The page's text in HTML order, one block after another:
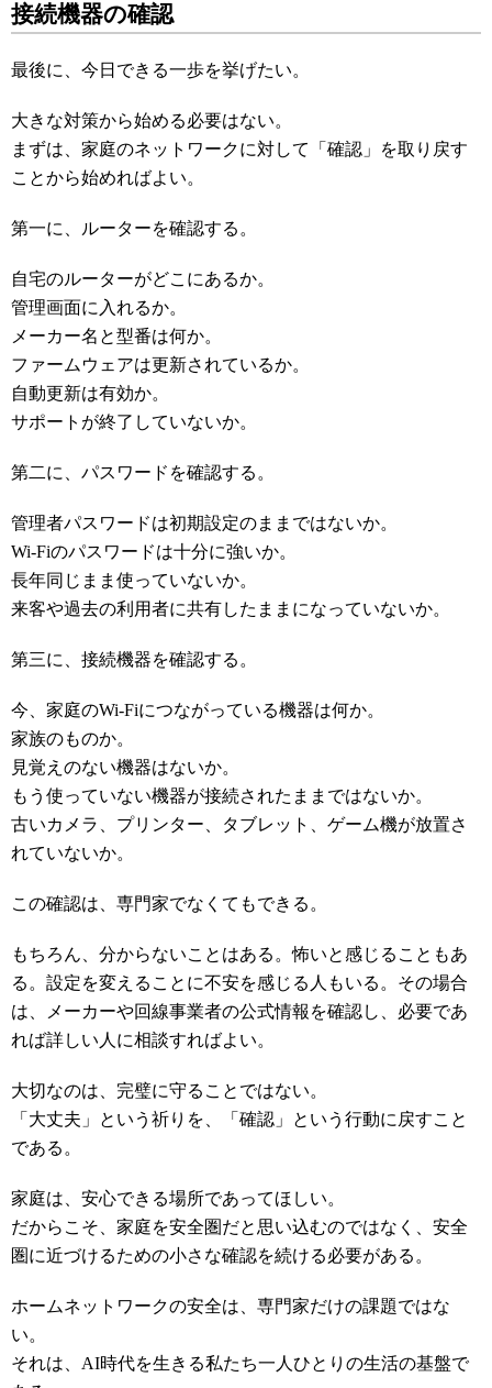
接続機器の確認
最後に、今日できる一歩を挙げたい。
大きな対策から始める必要はない。
まずは、家庭のネットワークに対して「確認」を取り戻す
ことから始めればよい。
第一に、ルーターを確認する。
自宅のルーターがどこにあるか。
管理画面に入れるか。
メーカー名と型番は何か。
ファームウェアは更新されているか。
自動更新は有効か。
サポートが終了していないか。
第二に、パスワードを確認する。
管理者パスワードは初期設定のままではないか。
Wi-Fiのパスワードは十分に強いか。
長年同じまま使っていないか。
来客や過去の利用者に共有したままになっていないか。
第三に、接続機器を確認する。
今、家庭のWi-Fiにつながっている機器は何か。
家族のものか。
見覚えのない機器はないか。
もう使っていない機器が接続されたままではないか。
古いカメラ、プリンター、タブレット、ゲーム機が放置さ
れていないか。
この確認は、専門家でなくてもできる。
もちろん、分からないことはある。怖いと感じることもあ
る。設定を変えることに不安を感じる人もいる。その場合
は、メーカーや回線事業者の公式情報を確認し、必要であ
れば詳しい人に相談すればよい。
大切なのは、完璧に守ることではない。
「大丈夫」という祈りを、「確認」という行動に戻すこと
である。
家庭は、安心できる場所であってほしい。
だからこそ、家庭を安全圏だと思い込むのではなく、安全
圏に近づけるための小さな確認を続ける必要がある。
ホームネットワークの安全は、専門家だけの課題ではな
い。
それは、AI時代を生きる私たち一人ひとりの生活の基盤で